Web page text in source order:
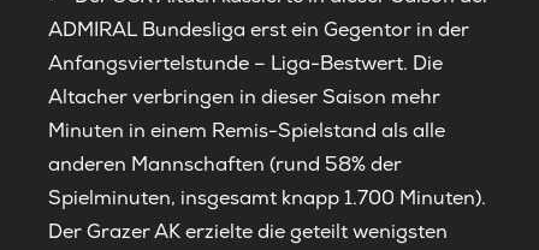
ADMIRAL Bundesliga erst ein Gegentor in der
Anfangsviertelstunde – Liga-Bestwert. Die
Altacher verbringen in dieser Saison mehr
Minuten in einem Remis-Spielstand als alle
anderen Mannschaften (rund 58% der
Spielminuten, insgesamt knapp 1.700 Minuten).
Der Grazer AK erzielte die geteilt wenigsten